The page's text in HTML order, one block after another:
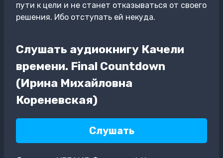
пути к цели и не станет отказываться от своего
решения. Ибо отступать ей некуда.
Слушать аудиокнигу Качели
времени. Final Countdown
(Ирина Михайловна
Кореневская)
Слушать